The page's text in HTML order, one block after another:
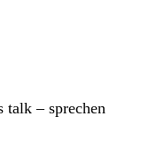
talk – sprechen